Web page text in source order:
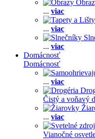
... viac
... viac
... viac
Domácnosť
Domácnosť
... viac
Čistý a voňavý
... viac
Vianočné